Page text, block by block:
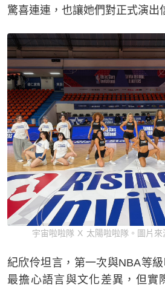
驚喜連連，也讓她們對正式演出
宇宙啦啦隊 X 太陽啦啦隊。圖片
紀欣伶坦言，第一次與NBA等
最擔心語言與文化差異，但實